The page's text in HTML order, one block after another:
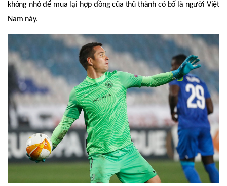
không nhỏ để mua lại hợp đồng của thủ thành có bố là người Việt
Nam này.